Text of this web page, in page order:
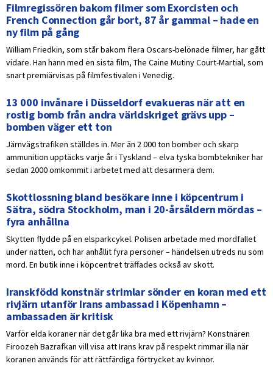
Filmregissören bakom filmer som Exorcisten och
French Connection går bort, 87 år gammal – hade en
ny film på gång
William Friedkin, som står bakom flera Oscars-belönade filmer, har gått
vidare. Han hann med en sista film, The Caine Mutiny Court-Martial, som
snart premiärvisas på filmfestivalen i Venedig.
13 000 invånare i Düsseldorf evakueras när att en
rostig bomb från andra världskriget grävs upp –
bomben väger ett ton
Järnvägstrafiken ställdes in. Mer än 2 000 ton bomber och skarp
ammunition upptäcks varje år i Tyskland – elva tyska bombtekniker har
sedan 2000 omkommit i arbetet med att desarmera dem.
Skottlossning bland besökare inne i köpcentrum i
Sätra, södra Stockholm, man i 20-årsåldern mördas –
fyra anhållna
Skytten flydde på en elsparkcykel. Polisen arbetade med mordfallet
under natten, och har anhållit fyra personer – händelsen utreds nu som
mord. En butik inne i köpcentret träffades också av skott.
Iranskfödd konstnär strimlar sönder en koran med ett
rivjärn utanför Irans ambassad i Köpenhamn –
ambassaden är kritisk
Varför elda koraner när det går lika bra med ett rivjärn? Konstnären
Firoozeh Bazrafkan vill visa att Irans krav på respekt rimmar illa när
koranen används för att rättfärdiga förtrycket av kvinnor.